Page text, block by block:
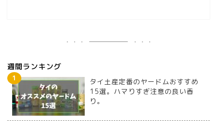
週間ランキング
タイ土産定番のヤードムおすすめ
15選。ハマりすぎ注意の良い香
り。